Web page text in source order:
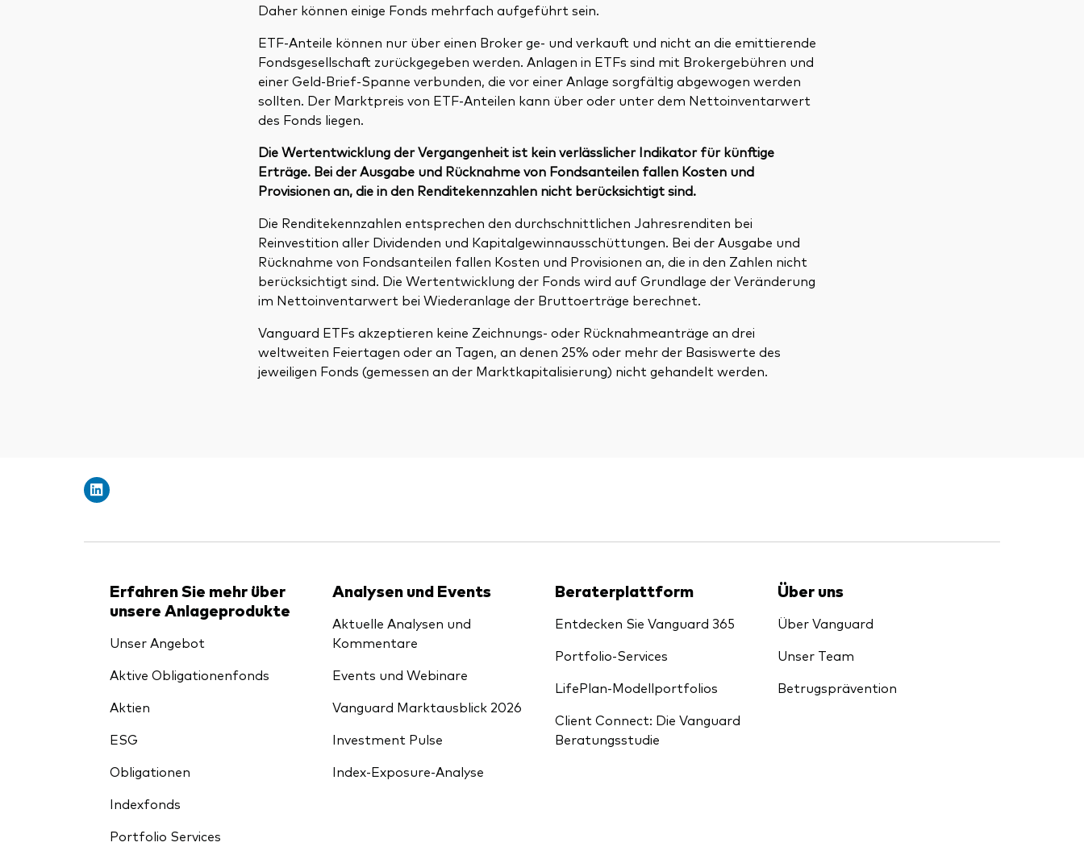
Daher können einige Fonds mehrfach aufgeführt sein.
ETF-Anteile können nur über einen Broker ge- und verkauft und nicht an die emittierende
Fondsgesellschaft zurückgegeben werden. Anlagen in ETFs sind mit Brokergebühren und
einer Geld-Brief-Spanne verbunden, die vor einer Anlage sorgfältig abgewogen werden
sollten. Der Marktpreis von ETF-Anteilen kann über oder unter dem Nettoinventarwert
des Fonds liegen.
Die Wertentwicklung der Vergangenheit ist kein verlässlicher Indikator für künftige
Erträge. Bei der Ausgabe und Rücknahme von Fondsanteilen fallen Kosten und
Provisionen an, die in den Renditekennzahlen nicht berücksichtigt sind.
Die Renditekennzahlen entsprechen den durchschnittlichen Jahresrenditen bei
Reinvestition aller Dividenden und Kapitalgewinnausschüttungen. Bei der Ausgabe und
Rücknahme von Fondsanteilen fallen Kosten und Provisionen an, die in den Zahlen nicht
berücksichtigt sind. Die Wertentwicklung der Fonds wird auf Grundlage der Veränderung
im Nettoinventarwert bei Wiederanlage der Bruttoerträge berechnet.
Vanguard ETFs akzeptieren keine Zeichnungs- oder Rücknahmeanträge an drei
weltweiten Feiertagen oder an Tagen, an denen 25% oder mehr der Basiswerte des
jeweiligen Fonds (gemessen an der Marktkapitalisierung) nicht gehandelt werden.
Erfahren Sie mehr über
unsere Anlageprodukte
Unser Angebot
Aktive Obligationenfonds
Aktien
ESG
Obligationen
Indexfonds
Portfolio Services
Analysen und Events
Aktuelle Analysen und
Kommentare
Events und Webinare
Vanguard Marktausblick 2026
Investment Pulse
Index-Exposure-Analyse
Beraterplattform
Entdecken Sie Vanguard 365
Portfolio-Services
LifePlan-Modellportfolios
Client Connect: Die Vanguard
Beratungsstudie
Über uns
Über Vanguard
Unser Team
Betrugsprävention